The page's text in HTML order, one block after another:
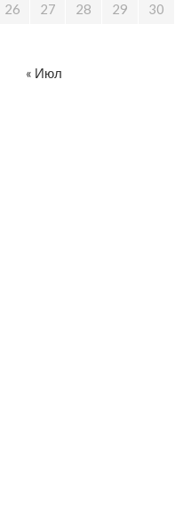
26 27 28 29
30
« Июл